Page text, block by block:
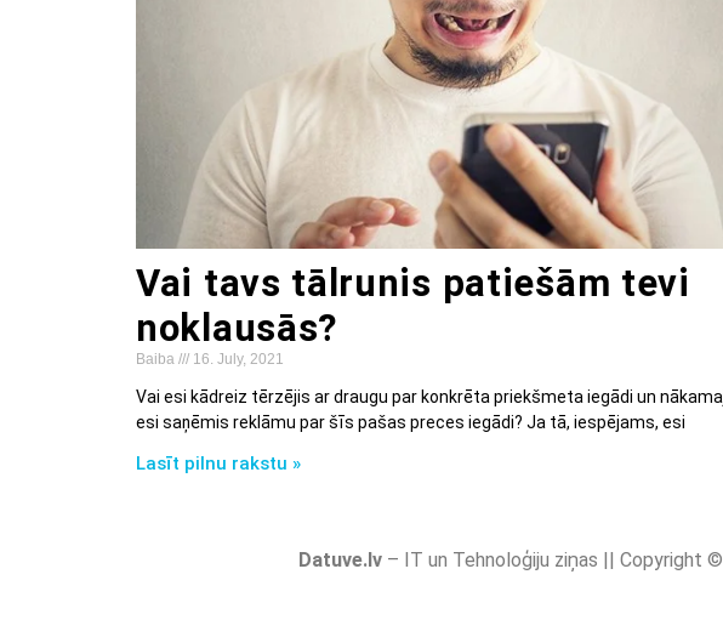
Vai tavs tālrunis patiešām tevi
noklausās?
Baiba 16. July, 2021
Vai esi kādreiz tērzējis ar draugu par konkrēta priekšmeta iegādi un
esi saņēmis reklāmu par šīs pašas preces iegādi? Ja tā, iespējams, esi
Lasīt pilnu rakstu »
Datuve.lv – IT un Tehnoloģiju ziņas || Copyright